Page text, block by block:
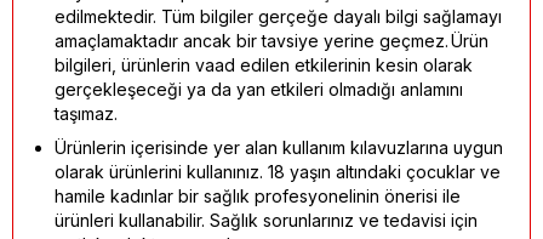
edilmektedir. Tüm bilgiler gerçeğe dayalı bilgi sağlamayı
amaçlamaktadır ancak bir tavsiye yerine geçmez. Ürün
bilgileri, ürünlerin vaad edilen etkilerinin kesin olarak
gerçekleşeceği ya da yan etkileri olmadığı anlamını
taşımaz.
Ürünlerin içerisinde yer alan kullanım kılavuzlarına uygun
olarak ürünlerini kullanınız. 18 yaşın altındaki çocuklar ve
hamile kadınlar bir sağlık profesyonelinin önerisi ile
ürünleri kullanabilir. Sağlık sorunlarınız ve tedavisi için